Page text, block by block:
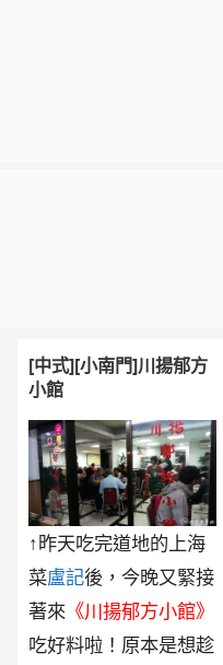
[中式][小南門]川揚郁方
小館
↑昨天吃完道地的上海
菜盧記後，今晚又緊接
著來 《川揚郁方小館》
吃好料啦！原本是想趁